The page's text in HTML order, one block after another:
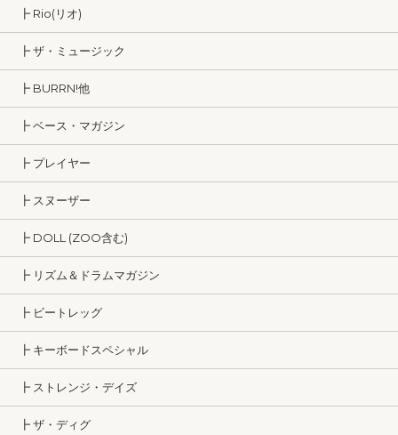
┣ Rio(リオ)
┣ ザ・ミュージック
┣ BURRN!他
┣ ベース・マガジン
┣ プレイヤー
┣ スヌーザー
┣ DOLL (ZOO含む)
┣ リズム＆ドラムマガジン
┣ ビートレッグ
┣ キーボードスペシャル
┣ ストレンジ・デイズ
┣ ザ・ディグ